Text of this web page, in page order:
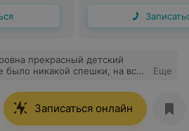
прекрасный детский
было никакой спешки, на все
Вышли из кабинета с
делать дальше. Видно, что
и переживает за каждого
Еще
Записаться онлайн